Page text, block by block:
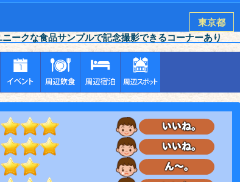
東京都
ークな食品サンプルで記念撮影できるコーナーあり